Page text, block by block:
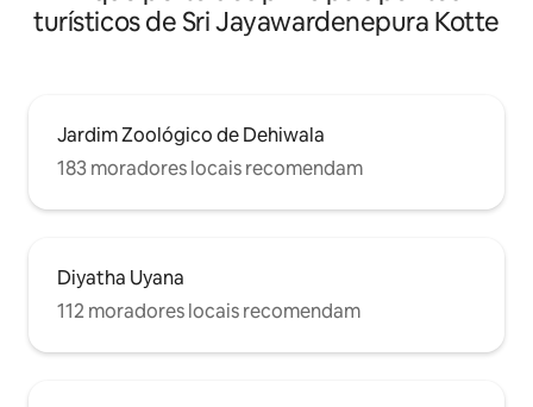
turísticos de Sri Jayawardenepura Kotte
Jardim Zoológico de Dehiwala
183 moradores locais recomendam
Diyatha Uyana
112 moradores locais recomendam